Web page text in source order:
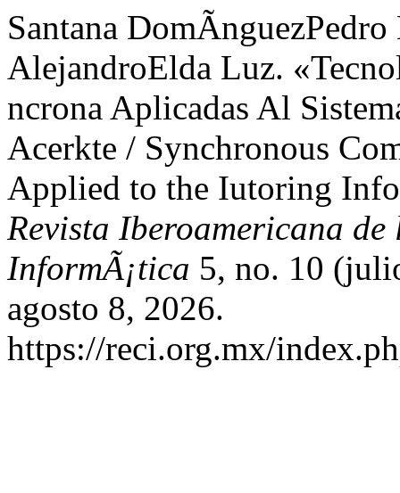
Santana
AlejandroElda Luz.
ncrona Aplicadas Al
Acerkte / Synchronous
Applied to the Iutoring
Revista Iberoamericana
InformÃ¡tica 5, no. 10
agosto 8, 2026.
https://reci.org.mx/